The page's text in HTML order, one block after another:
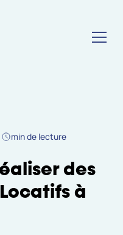
min de lecture
des
à